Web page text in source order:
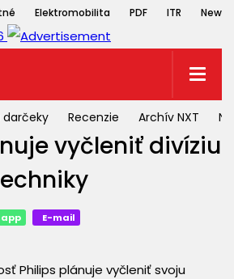
Elektromobilita PDF ITR
darčeky Recenzie Archív NXT
vyčleniť divíziu
E-mail
Philips plánuje vyčleniť svoju